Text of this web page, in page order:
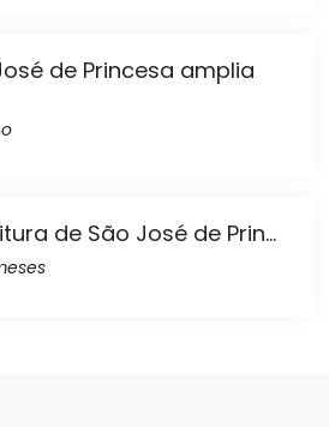
de Princesa amplia
de São José de Prin...